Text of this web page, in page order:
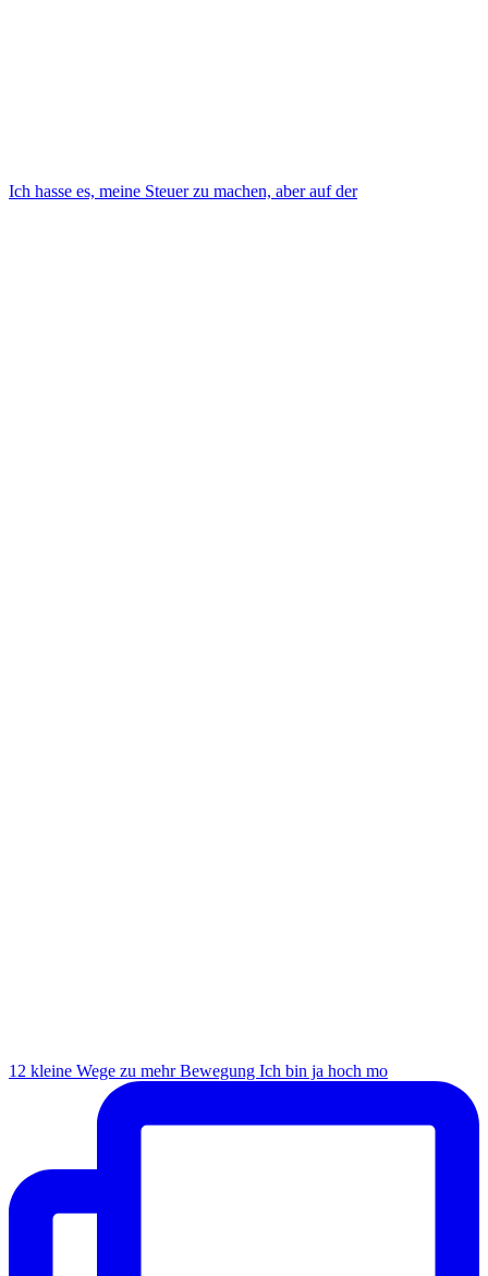
Ich hasse es, meine Steuer zu machen, aber auf der
12 kleine Wege zu mehr Bewegung Ich bin ja hoch mo